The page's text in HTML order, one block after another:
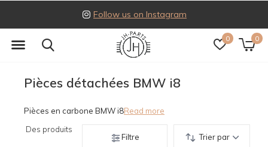
0 0
Follow us on Instagram
Pièces détachées BMW i8
Pièces en carbone BMW i8Read more
Des produits
Filtre
Trier par